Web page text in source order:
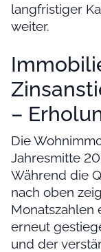
langfristiger
weiter.
–
Die
Jahresmitte
Während die
nach oben
Monatszahlen
erneut
und der